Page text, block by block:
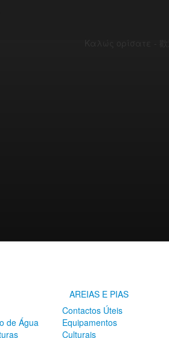
DE FOTOS
Mabuhay –
de Água
AREIAS E PIAS
Contactos Úteis
Equipamentos
Culturais